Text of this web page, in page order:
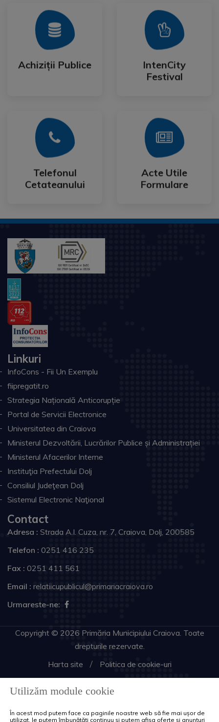
Achiziții Publice
Achiziții Publice
Mai Mult
IntenCity
Festival
IntenCity
Festival
Mai Mult
Telefonul
Cetateanului
Telefonul
Cetateanului
Mai Mult
Acte Utile
Formulare
Acte Utile
Formulare
Mai Mult
Linkuri
InfoCons - Fii Un Exemplu
fiipregatit.ro
Strategia Națională Anticorupție
Portal de Servicii Electronice
Universitatea din Craiova
Ministerul Dezvoltării, Lucrărilor Publice și Administrației
Ministerul Afacerilor Interne
Instituţia Prefectului Dolj
Consiliul Judeţean Dolj
Sistemul Electronic Naţional
Contact
Adresa : Strada A.I. Cuza, nr. 7, Craiova, Dolj, 200585
Telefon : 0251 416 235
Fax : 0251 411 561
Email : relatiicupublicul@primariacraiova.ro
Urmareste-ne:
Copyright © 2026 Primăria Municipiului Craiova. Toate
drepturile rezervate.
Harta site
Politica de cookie-uri
Utilizăm module cookie
În acest mod putem face ca paginile noastre web să fie mai ușor de
utilizat, le putem îmbunătăți continuu și putem afișa oferte și anunțuri